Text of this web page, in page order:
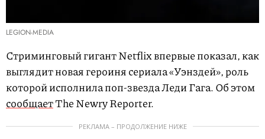
LEGION-MEDIA
Стриминговый гигант Netflix впервые показал, как
выглядит новая героиня сериала «Уэнздей», роль
которой исполнила поп-звезда Леди Гага. Об этом
сообщаетThe Newry Reporter.
РЕКЛАМА – ПРОДОЛЖЕНИЕ НИЖЕ